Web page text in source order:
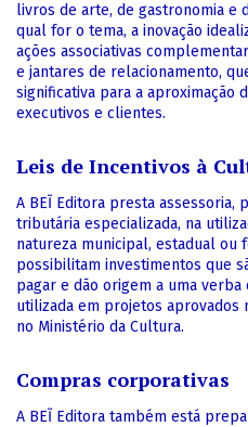
livros de arte, de gastronomia e
qual for o tema, a inovação
ações associativas
e jantares de relacionamento,
significativa para a aproximação
executivos e clientes.
Leis de Incentivos à
A BEĨ Editora presta assessoria,
tributária especializada, na
natureza municipal, estadual ou
possibilitam investimentos que
pagar e dão origem a uma
utilizada em projetos aprovados
no Ministério da Cultura.
Compras corporativas
A BEĨ Editora também está